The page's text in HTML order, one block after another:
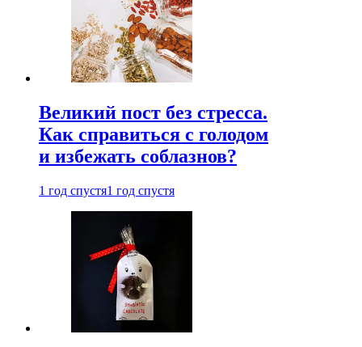
Великий пост без стресса.
Как справиться с голодом
и избежать соблазнов?
1 год спустя1 год спустя